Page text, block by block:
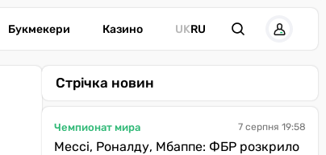
Букмекери Казино UKRU
Стрічка новин
Чемпионат мира 7 серпня 19:58
Мессі, Роналду, Мбаппе: ФБР розкрило